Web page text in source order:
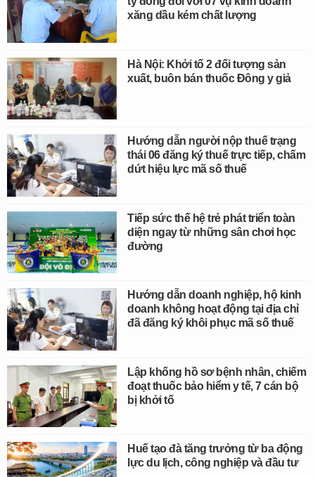
xăng dầu kém chất lượng
Hà Nội: Khởi tố 2 đối tượng sản
xuất, buôn bán thuốc Đông y giả
Hướng dẫn người nộp thuế trạng
thái 06 đăng ký thuế trực tiếp, chấm
dứt hiệu lực mã số thuế
Tiếp sức thế hệ trẻ phát triển toàn
diện ngay từ những sân chơi học
đường
Hướng dẫn doanh nghiệp, hộ kinh
doanh không hoạt động tại địa chỉ
đã đăng ký khôi phục mã số thuế
Lập khống hồ sơ bệnh nhân, chiếm
đoạt thuốc bảo hiểm y tế, 7 cán bộ
bị khởi tố
Huế tạo đà tăng trưởng từ ba động
lực du lịch, công nghiệp và đầu tư